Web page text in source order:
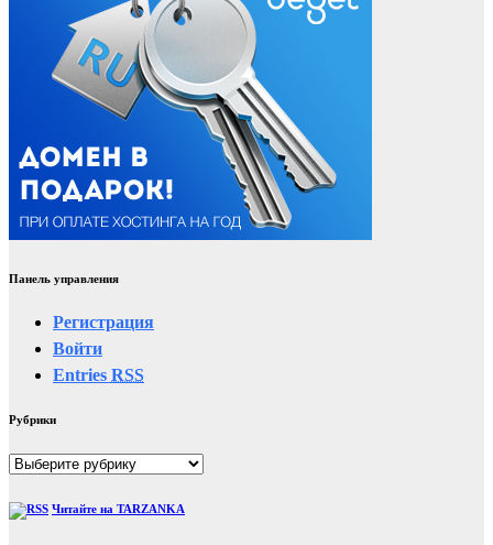
Панель управления
Регистрация
Войти
Entries RSS
Рубрики
Рубрики
Читайте на TARZANKA